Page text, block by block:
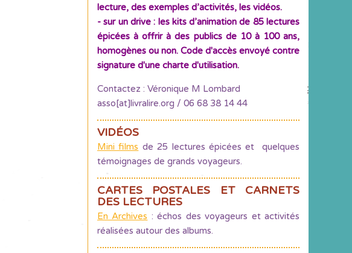
lecture, des exemples d’activités, les vidéos.
- sur un drive : les kits d’animation de 85 lectures
épicées à offrir à des publics de 10 à 100 ans,
homogènes ou non. Code d'accès envoyé contre
signature d'une charte d'utilisation.
Contactez : Véronique M Lombard
asso[at]livralire.org / 06 68 38 14 44
VIDÉOS
Mini films de 25 lectures épicées et quelques
témoignages de grands voyageurs.
CARTES POSTALES ET CARNETS
DES LECTURES
En Archives : échos des voyageurs et activités
réalisées autour des albums.